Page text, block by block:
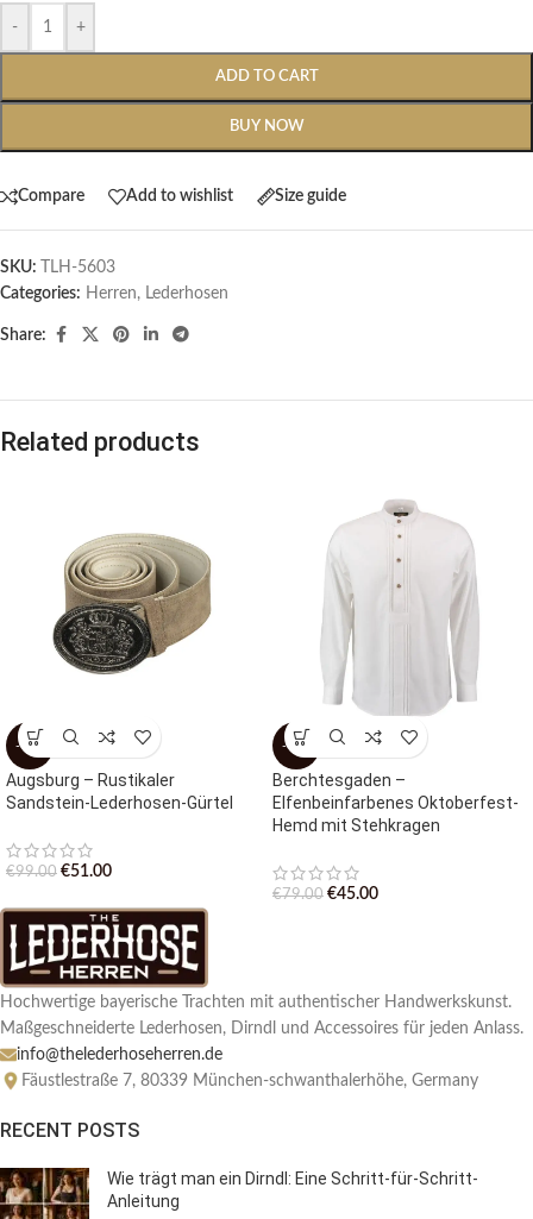
- +
ADD TO CART
BUY NOW
Compare Add to wishlist Size guide
SKU:
TLH-5603
Categories: Herren, Lederhosen
Share:
Related products
-48%
Augsburg – Rustikaler
Sandstein-Lederhosen-Gürtel
€99.00 €51.00
-43%
Berchtesgaden –
Elfenbeinfarbenes Oktoberfest-
Hemd mit Stehkragen
€79.00 €45.00
Hochwertige bayerische Trachten mit authentischer Handwerkskunst.
Maßgeschneiderte Lederhosen, Dirndl und Accessoires für jeden Anlass.
info@thelederhoseherren.de
Fäustlestraße 7, 80339 München-schwanthalerhöhe, Germany
RECENT POSTS
Wie trägt man ein Dirndl: Eine Schritt-für-Schritt-
Anleitung